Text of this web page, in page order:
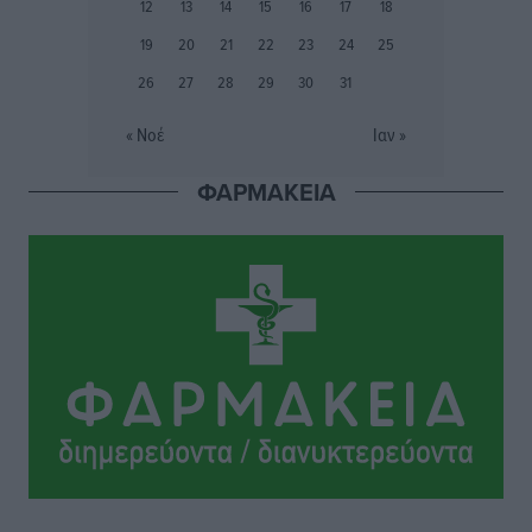
ΑΔΜΗΕ: Ολοκληρώνεται η ηλεκτρική διασύνδεση των
– Τι ισχύει για Έλληνες
Βούλγαροι τουρίστες: Λιγότερες διανυκτερεύσεις
στην Ελλάδα, αλλά 18% υψηλότερη δαπάνη ανά
για την Ελλάδα
12
13 14 15 16 17
18
19
20 21 22 23 24
25
26
27 28 29 30 31
« Νοέ Ιαν »
ΦΑΡΜΑΚΕΙΑ